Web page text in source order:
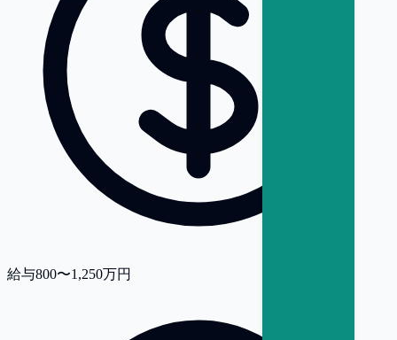
給与800〜1,250万円